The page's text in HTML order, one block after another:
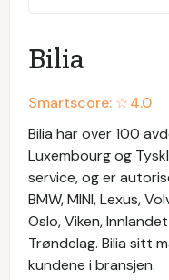
Bilia
Smartscore: ☆4.0
Bilia har over 100
Luxembourg og
service, og er
BMW, MINI, Lexus,
Oslo, Viken,
Trøndelag. Bilia sitt
kundene i bransjen.